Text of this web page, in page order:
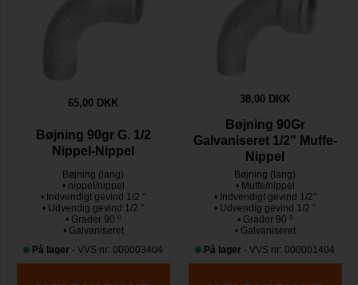
65,00 DKK
Bøjning 90gr G. 1/2
Nippel-Nippel
Bøjning (lang)
• nippel/nippel
• Indvendigt gevind 1/2 "
• Udvendig gevind 1/2 "
• Grader 90 º
• Galvaniseret
På lager - VVS nr: 000003404
38,00 DKK
Bøjning 90Gr
Galvaniseret 1/2" Muffe-
Nippel
Bøjning (lang)
• Muffe/nippel
• Indvendigt gevind 1/2"
• Udvendig gevind 1/2 "
• Grader 90 º
• Galvaniseret
På lager - VVS nr: 000001404